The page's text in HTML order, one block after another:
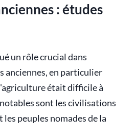
: études
un rôle crucial dans
anciennes, en particulier
était difficile à
sont les civilisations
peuples nomades de la